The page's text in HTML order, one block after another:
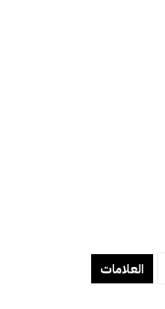
العلامات